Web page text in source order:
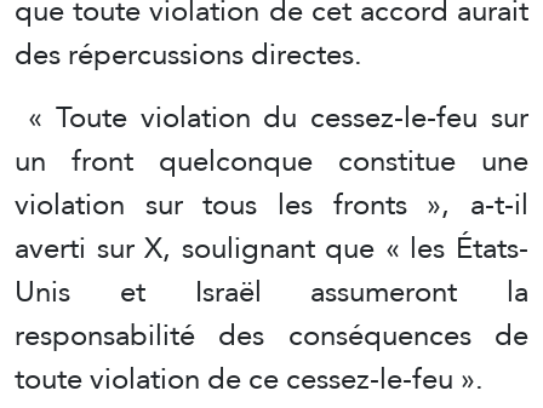
des répercussions directes.
« Toute violation du cessez-le-feu sur
un front quelconque constitue une
violation sur tous les fronts », a-t-il
averti sur X, soulignant que « les États-
Unis et Israël assumeront la
responsabilité des conséquences de
toute violation de ce cessez-le-feu ».